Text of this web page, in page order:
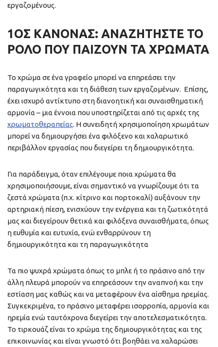
εργαζομένους.
1ΟΣ ΚΑΝΌΝΑΣ: ΑΝΑΖΗΤΉΣΤΕ ΤΟ
ΡΌΛΟ ΠΟΥ ΠΑΊΖΟΥΝ ΤΑ ΧΡΏΜΑΤΑ
Το χρώμα σε ένα γραφείο μπορεί να επηρεάσει την
παραγωγικότητα και τη διάθεση των εργαζομένων. Επίσης,
έχει ισχυρό αντίκτυπο στη διανοητική και συναισθηματική
αρμονία – μια έννοια που υποστηρίζεται από τις αρχές της
χρωματοθεραπείας. Η συνειδητή χρησιμοποίηση χρωμάτων
μπορεί να δημιουργήσει ένα φιλόξενο και χαλαρωτικό
περιβάλλον εργασίας που διεγείρει τη δημιουργικότητα.
Για παράδειγμα, όταν επιλέγουμε ποια χρώματα θα
χρησιμοποιήσουμε, είναι σημαντικό να γνωρίζουμε ότι τα
ζεστά χρώματα (π.χ. κίτρινο και πορτοκαλί) αυξάνουν την
αρτηριακή πίεση, ενισχύουν την ενέργεια και τη ζωτικότητά
μας και διεγείρουν θετικά και φιλόξενα συναισθήματα, όπως
η ευθυμία και ευτυχία, ενώ ενθαρρύνουν τη
δημιουργικότητα και τη παραγωγικότητα
Τα πιο ψυχρά χρώματα όπως το μπλε ή το πράσινο από την
άλλη πλευρά μπορούν να επηρεάσουν την αναπνοή και την
εστίαση μας καθώς και να μεταφέρουν ένα αίσθημα ηρεμίας.
Συγκεκριμένα, το πράσινο μεταφέρει ισορροπία, αρμονία και
ηρεμία ενώ ταυτόχρονα διεγείρει την αποτελεσματικότητα.
Το τιρκουάζ είναι το χρώμα της δημιουργικότητας και της
επικοινωνίας και είναι γνωστό ότι βοηθάει να χαλαρώσει